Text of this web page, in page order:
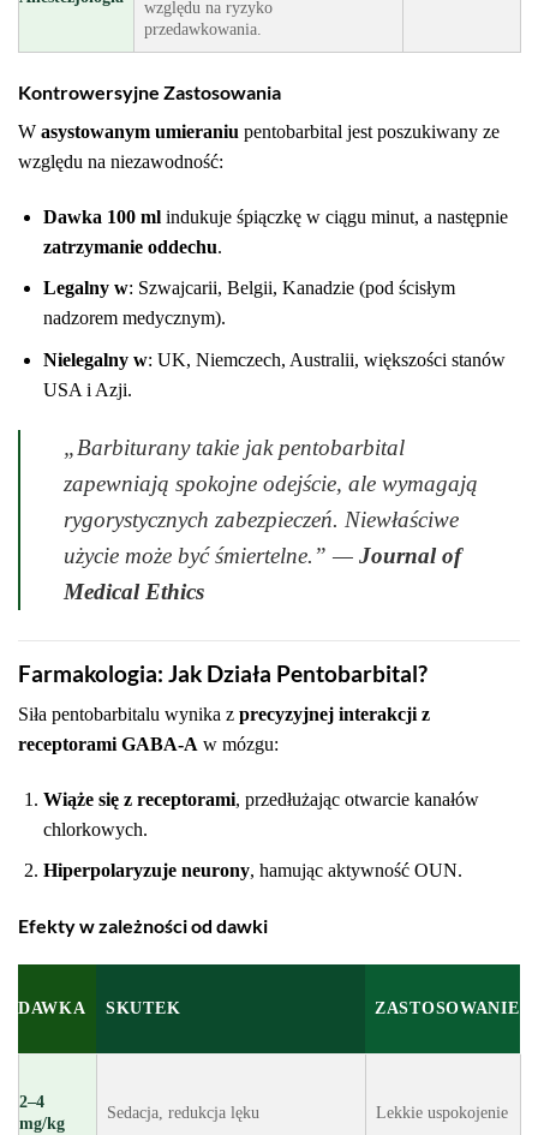
względu na ryzyko
przedawkowania.
Kontrowersyjne Zastosowania
W asystowanym umieraniu pentobarbital jest poszukiwany ze
względu na niezawodność:
Dawka 100 mlindukuje śpiączkę w ciągu minut, a następnie
zatrzymanie oddechu.
Legalny w: Szwajcarii, Belgii, Kanadzie (pod ścisłym
nadzorem medycznym).
Nielegalny w: UK, Niemczech, Australii, większości stanów
USA i Azji.
„Barbiturany takie jak pentobarbital
zapewniają spokojne odejście, ale wymagają
rygorystycznych zabezpieczeń. Niewłaściwe
użycie może być śmiertelne.” — Journal of
Medical Ethics
Farmakologia: Jak Działa Pentobarbital?
Siła pentobarbitalu wynika z precyzyjnej interakcji z
receptorami GABA-A w mózgu:
Wiąże się z receptorami, przedłużając otwarcie kanałów
chlorkowych.
Hiperpolaryzuje neurony, hamując aktywność OUN.
Efekty w zależności od dawki
DAWKA SKUTEK ZASTOSOWANIE
2–4
mg/kg
Sedacja, redukcja lęku Lekkie uspokojenie